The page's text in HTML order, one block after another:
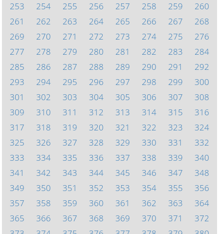
253
254 255 256 257 258 259
260
261
262 263 264 265 266 267
268
269
270 271 272 273 274 275
276
277
278 279 280 281 282 283
284
285
286 287 288 289 290 291
292
293
294 295 296 297 298 299
300
301
302 303 304 305 306 307
308
309
310 311 312 313 314 315
316
317
318 319 320 321 322 323
324
325
326 327 328 329 330 331
332
333
334 335 336 337 338 339
340
341
342 343 344 345 346 347
348
349
350 351 352 353 354 355
356
357
358 359 360 361 362 363
364
365
366 367 368 369 370 371
372